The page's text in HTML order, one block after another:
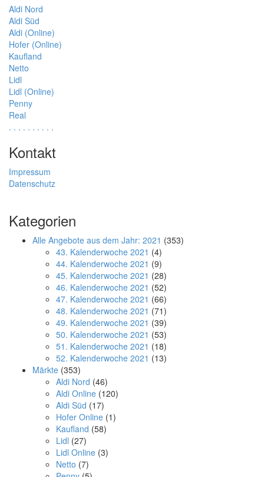
Aldi Nord
Aldi Süd
Aldi (Online)
Hofer (Online)
Kaufland
Netto
Lidl
Lidl (Online)
Penny
Real
. . . . . . . . . .
Kontakt
Impressum
Datenschutz
Kategorien
Alle Angebote aus dem Jahr: 2021 (353)
43. Kalenderwoche 2021 (4)
44. Kalenderwoche 2021 (9)
45. Kalenderwoche 2021 (28)
46. Kalenderwoche 2021 (52)
47. Kalenderwoche 2021 (66)
48. Kalenderwoche 2021 (71)
49. Kalenderwoche 2021 (39)
50. Kalenderwoche 2021 (53)
51. Kalenderwoche 2021 (18)
52. Kalenderwoche 2021 (13)
Märkte (353)
Aldi Nord (46)
Aldi Online (120)
Aldi Süd (17)
Hofer Online (1)
Kaufland (58)
Lidl (27)
Lidl Online (3)
Netto (7)